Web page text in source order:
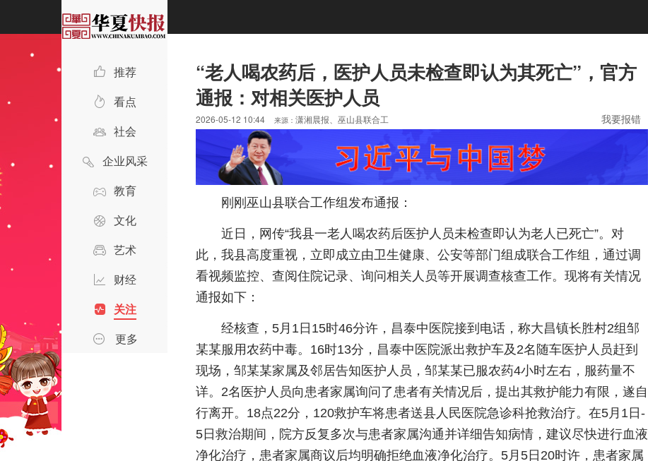
推荐
看点
社会
企业风采
教育
文化
艺术
财经
关注
更多
“老人喝农药后，医护人员未检查即认为其死亡”，官方
通报：对相关医护人员
2026-05-12 10:44 来源： 潇湘晨报、巫山县联合工 我要报错
刚刚 巫山县联合工作组发布通报：
近日，网传“我县一老人喝农药后医护人员未检查即认为老人已死亡”。对
此，我县高度重视，立即成立由卫生健康、公安等部门组成联合工作组，通过调
看视频监控、查阅住院记录、询问相关人员等开展调查核查工作。现将有关情况
通报如下：
经核查，5月1日15时46分许，昌泰中医院接到电话，称大昌镇长胜村2组邹
某某服用农药中毒。16时13分，昌泰中医院派出救护车及2名随车医护人员赶到
现场，邹某某家属及邻居告知医护人员，邹某某已服农药4小时左右，服药量不
详。2名医护人员向患者家属询问了患者有关情况后，提出其救护能力有限，遂自
行离开。18点22分，120救护车将患者送县人民医院急诊科抢救治疗。在5月1日-
5日救治期间，院方反复多次与患者家属沟通并详细告知病情，建议尽快进行血液
净化治疗，患者家属商议后均明确拒绝血液净化治疗。5月5日20时许，患者家属